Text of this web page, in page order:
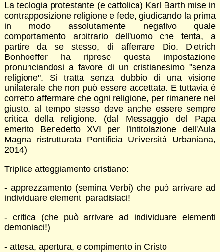
La teologia protestante (e cattolica) Karl Barth mise in
contrapposizione religione e fede, giudicando la prima
in modo assolutamente negativo quale
comportamento arbitrario dell'uomo che tenta, a
partire da se stesso, di afferrare Dio. Dietrich
Bonhoeffer ha ripreso questa impostazione
pronunciandosi a favore di un cristianesimo "senza
religione". Si tratta senza dubbio di una visione
unilaterale che non può essere accettata. E tuttavia è
corretto affermare che ogni religione, per rimanere nel
giusto, al tempo stesso deve anche essere sempre
critica della religione. (dal Messaggio del Papa
emerito Benedetto XVI per l'intitolazione dell'Aula
Magna ristrutturata Pontificia Università Urbaniana,
2014)
Triplice atteggiamento cristiano:
- apprezzamento (semina Verbi) che può arrivare ad
individuare elementi paradisiaci!
- critica (che può arrivare ad individuare elementi
demoniaci!)
- attesa, apertura, e compimento in Cristo